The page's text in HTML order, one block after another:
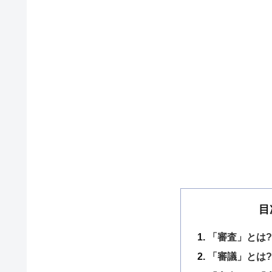
「審査」とは?
「審議」とは?